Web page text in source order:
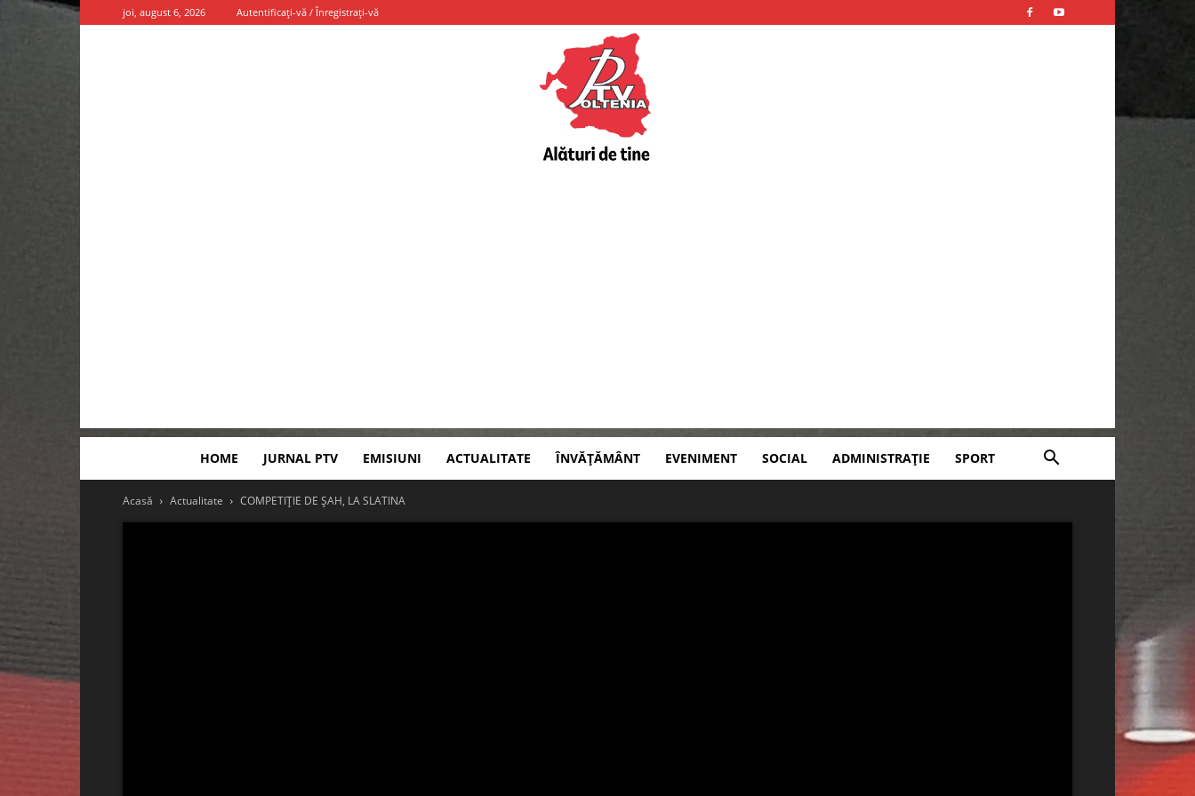
joi, august 6, 2026 Autentificați-vă / Înregistrați-vă
HOME JURNAL PTV EMISIUNI ACTUALITATE ÎNVĂȚĂMÂNT EVENIMENT SOCIAL ADMINISTRAȚIE SPORT
Acasă Actualitate COMPETIȚIE DE ȘAH, LA SLATINA